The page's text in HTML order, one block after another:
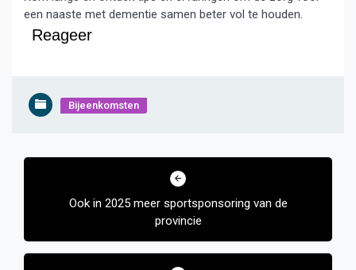
een naaste met dementie samen beter vol te houden.
Reageer
Bijeenkomsten
Bericht
Ook in 2025 meer sportsponsoring van de
provincie